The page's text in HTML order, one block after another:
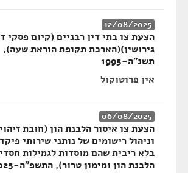
12/08/2025
הצעת צו בתי דין רבניים (קיום פסקי
גירושין)(הארכת תקופת הוראת שעה),
תשנ"ה-1995
אין פרוטוקול
06/08/2025
הצעת צו איסור הלבנת הון (חובת
וניהול רישומים של נותני שירותי
בלא ריבית שהם מוסדות לגמילות
הלבנת הון ומימון טרור), התשפ"ה-2025